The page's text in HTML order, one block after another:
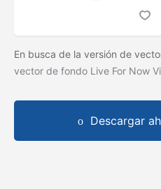
En busca de la versión de
vector de fondo Live For Now
Descargar